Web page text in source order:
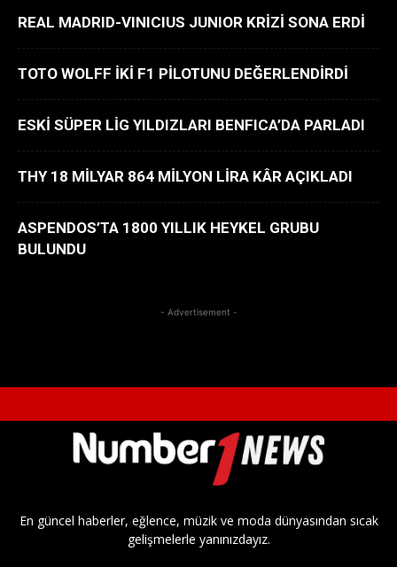
REAL MADRID-VINICIUS JUNIOR KRİZİ SONA ERDİ
TOTO WOLFF İKİ F1 PİLOTUNU DEĞERLENDİRDİ
ESKİ SÜPER LİG YILDIZLARI BENFICA’DA PARLADI
THY 18 MİLYAR 864 MİLYON LİRA KÂR AÇIKLADI
ASPENDOS’TA 1800 YILLIK HEYKEL GRUBU
BULUNDU
- Advertisement -
En güncel haberler, eğlence, müzik ve moda dünyasından sıcak
gelişmelerle yanınızdayız.